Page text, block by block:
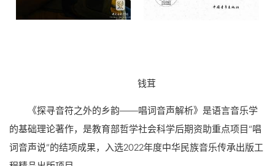
钱茸
《探寻音符之外的乡韵——唱词音声解析》是语言音乐学
的基础理论著作，是教育部哲学社会科学后期资助重点项目“唱
词音声说”的结项成果，入选2022年度中华民族音乐传承出版工